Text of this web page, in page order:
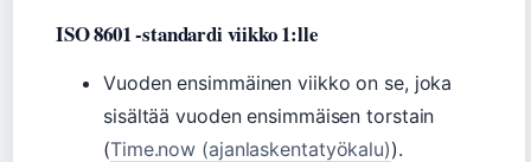
ISO 8601 -standardi viikko 1:lle
Vuoden ensimmäinen viikko on se, joka
sisältää vuoden ensimmäisen torstain
(Time.now (ajanlaskentatyökalu)).